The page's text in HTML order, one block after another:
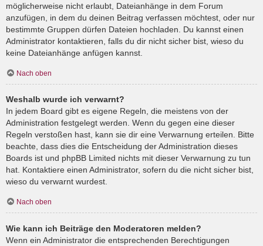
möglicherweise nicht erlaubt, Dateianhänge in dem Forum
anzufügen, in dem du deinen Beitrag verfassen möchtest, oder nur
bestimmte Gruppen dürfen Dateien hochladen. Du kannst einen
Administrator kontaktieren, falls du dir nicht sicher bist, wieso du
keine Dateianhänge anfügen kannst.
Nach oben
Weshalb wurde ich verwarnt?
In jedem Board gibt es eigene Regeln, die meistens von der
Administration festgelegt werden. Wenn du gegen eine dieser
Regeln verstoßen hast, kann sie dir eine Verwarnung erteilen. Bitte
beachte, dass dies die Entscheidung der Administration dieses
Boards ist und phpBB Limited nichts mit dieser Verwarnung zu tun
hat. Kontaktiere einen Administrator, sofern du die nicht sicher bist,
wieso du verwarnt wurdest.
Nach oben
Wie kann ich Beiträge den Moderatoren melden?
Wenn ein Administrator die entsprechenden Berechtigungen